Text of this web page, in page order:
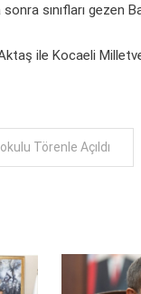
sınıfları gezen
ile Kocaeli
Törenle Açıldı